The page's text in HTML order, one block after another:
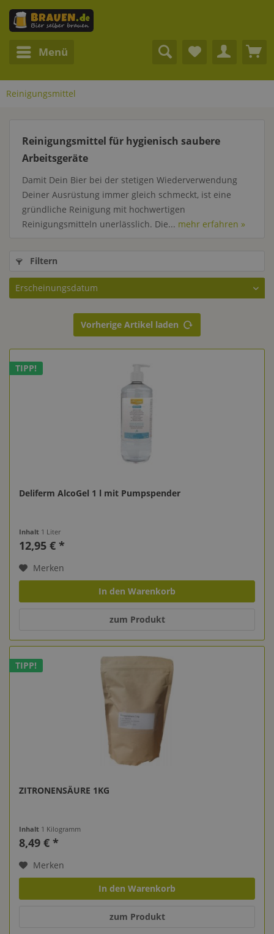
Menü
Reinigungsmittel
Reinigungsmittel für hygienisch saubere
Arbeitsgeräte
Damit Dein Bier bei der stetigen Wiederverwendung
Deiner Ausrüstung immer gleich schmeckt, ist eine
gründliche Reinigung mit hochwertigen
Reinigungsmitteln unerlässlich. Die... mehr erfahren »
Filtern
Vorherige Artikel laden
TIPP!
Deliferm AlcoGel 1 l mit Pumpspender
Inhalt 1 Liter
12,95 € *
Merken
In den Warenkorb
zum Produkt
TIPP!
ZITRONENSÄURE 1KG
Inhalt 1 Kilogramm
8,49 € *
Merken
In den Warenkorb
zum Produkt